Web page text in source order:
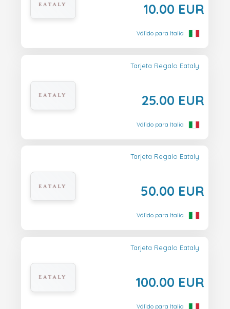
10.00 EUR
Válido para Italia
Tarjeta Regalo Eataly
25.00 EUR
Válido para Italia
Tarjeta Regalo Eataly
50.00 EUR
Válido para Italia
Tarjeta Regalo Eataly
100.00 EUR
Válido para Italia